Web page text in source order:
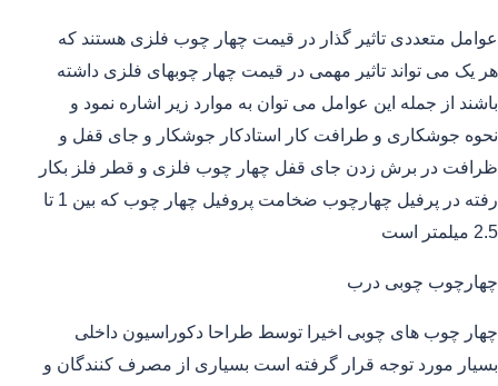
عوامل متعددی تاثیر گذار در قیمت چهار چوب فلزی هستند که
هر یک می تواند تاثیر مهمی در قیمت چهار چوبهای فلزی داشته
باشند از جمله این عوامل می توان به موارد زیر اشاره نمود و
نحوه جوشکاری و طرافت کار استادکار جوشکار و جای قفل و
ظرافت در برش زدن جای قفل چهار چوب فلزی و قطر فلز بکار
رفته در پرفیل چهارچوب ضخامت پروفیل چهار چوب که بین 1 تا
2.5 میلمتر است
چهارچوب چوبی درب
چهار چوب های چوبی اخیرا توسط طراحا دکوراسیون داخلی
بسیار مورد توجه قرار گرفته است بسیاری از مصرف کنندگان و